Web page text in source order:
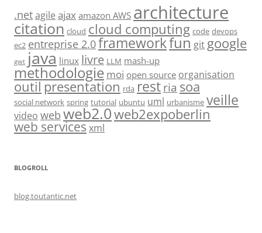
.netagile ajax amazon AWS architecture
citation cloud cloud computing code devops
ec2 entreprise 2.0frameworkfun git google
gwt java linux livre LLM mash-up
methodologie moi open source organisation
outil presentation rda restria soa
social network spring tutorial ubuntu uml urbanisme veille
video web web2.0web2expoberlin
web servicesxml
BLOGROLL
blog.toutantic.net